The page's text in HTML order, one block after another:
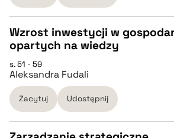
pobierz cytat
BIBTEX
pobierz cytat
CZYSTY TEKST
pobierz cytat
BIBTEX
Wzrost inwestycji w
opartych na wiedzy
s. 51 - 59
Aleksandra Fudali
Zacytuj Udostępnij